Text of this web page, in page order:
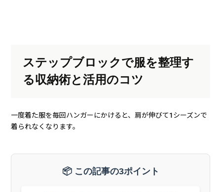
ステップブロックで服を整理す
る収納術と活用のコツ
一度着た服を毎回ハンガーにかけると、肩が伸びて1シーズンで
着られなくなります。
📦 この記事の3ポイント